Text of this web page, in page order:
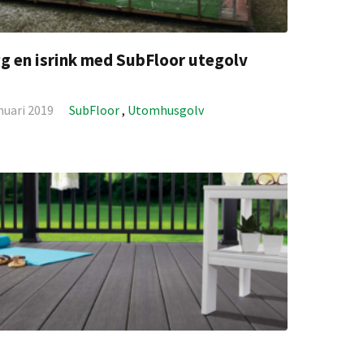
en isrink med SubFloor utegolv
2019 SubFloor, Utomhusgolv